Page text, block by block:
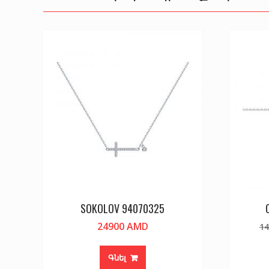
SOKOLOV 94070325
24900AMD
Գնել